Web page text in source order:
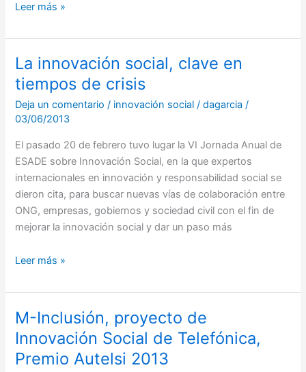
Leer más »
La innovación social, clave en
tiempos de crisis
Deja un comentario / innovación social /dagarcia/
03/06/2013
El pasado 20 de febrero tuvo lugar la VI Jornada Anual de
ESADE sobre Innovación Social, en la que expertos
internacionales en innovación y responsabilidad social se
dieron cita, para buscar nuevas vías de colaboración entre
ONG, empresas, gobiernos y sociedad civil con el fin de
mejorar la innovación social y dar un paso más
La
innovación
social,
clave
en
tiempos
de
crisis
Leer más »
M-Inclusión, proyecto de
Innovación Social de Telefónica,
Premio Autelsi 2013
M-
Inclusión,
proyecto
de